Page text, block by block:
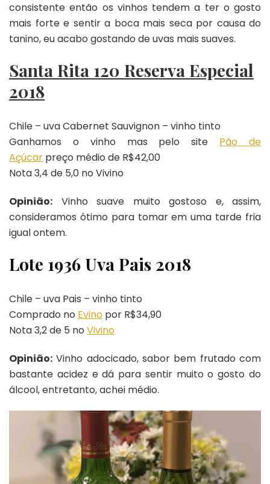
consistente então os vinhos tendem a ter o gosto
mais forte e sentir a boca mais seca por causa do
tanino, eu acabo gostando de uvas mais suaves.
Santa Rita 120 Reserva Especial
2018
Chile – uva Cabernet Sauvignon – vinho tinto
Ganhamos o vinho mas pelo site Pão de
Açúcar preço médio de R$42,00
Nota 3,4 de 5,0 no Vivino
Opinião: Vinho suave muito gostoso e, assim,
consideramos ótimo para tomar em uma tarde fria
igual ontem.
Lote 1936 Uva Pais 2018
Chile – uva Pais – vinho tinto
Comprado no Evino por R$34,90
Nota 3,2 de 5 no Vivino
Opinião: Vinho adocicado, sabor bem frutado com
bastante acidez e dá para sentir muito o gosto do
álcool, entretanto, achei médio.